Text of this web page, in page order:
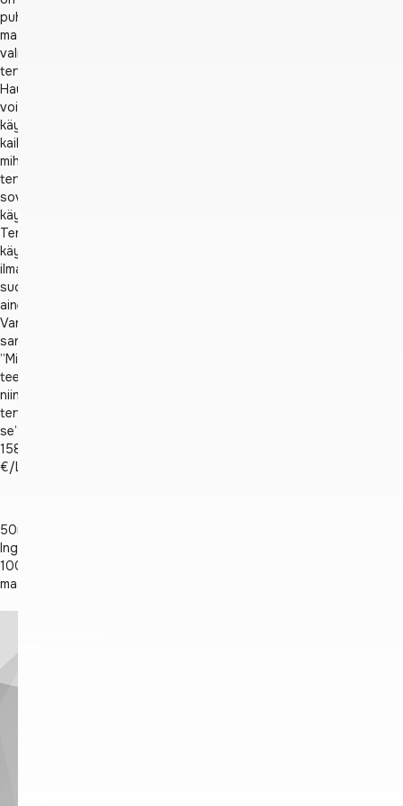
puhdasta,
maahaudassa
valmistettua
tervaa.
Hautatervaa
voidaan
käyttää
kaikkeen,
mihin
terva
soveltuu
käytettäväksi.
Tervaa
käytetään
ilmanraikasteesta
suoja-
aineeksi.
Vanha
sanonta:
”Mitä
teetkin,
niin
tervaa
se”.
158,00
€/L
50ml
Ingredients:
100%
maahautaterva